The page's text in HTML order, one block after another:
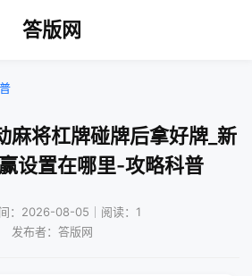
答版网
麻将杠牌碰牌后拿好牌_新
设置在哪里-攻略科普
：2026-08-05｜阅读：1
发布者：答版网